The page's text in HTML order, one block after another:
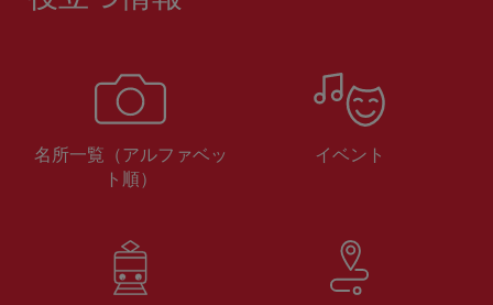
名所一覧（アルファベッ
ト順）
イベント